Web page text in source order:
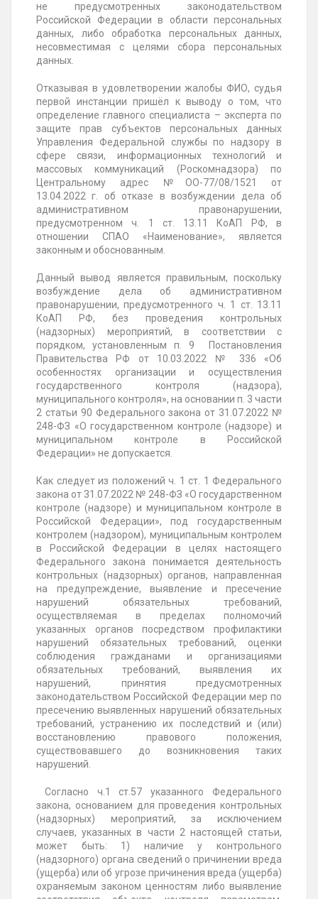
не предусмотренных законодательством
Российской Федерации в области персональных
данных, либо обработка персональных данных,
несовместимая с целями сбора персональных
данных.
Отказывая в удовлетворении жалобы ФИО, судья
первой инстанции пришёл к выводу о том, что
определение главного специалиста – эксперта по
защите прав субъектов персональных данных
Управления Федеральной службы по надзору в
сфере связи, информационных технологий и
массовых коммуникаций (Роскомнадзора) по
Центральному адрес №ОО-77/08/1521 от
13.04.2022 г. об отказе в возбуждении дела об
административном правонарушении,
предусмотренном ч. 1 ст. 13.11 КоАП РФ, в
отношении СПАО «Наименование», является
законным и обоснованным.
Данный вывод является правильным, поскольку
возбуждение дела об административном
правонарушении, предусмотренного ч. 1 ст. 13.11
КоАП РФ, без проведения контрольных
(надзорных) мероприятий, в соответствии с
порядком, установленным п. 9 Постановления
Правительства РФ от 10.03.2022 № 336 «Об
особенностях организации и осуществления
государственного контроля (надзора),
муниципального контроля», на основании п. 3 части
2 статьи 90 Федерального закона от 31.07.2022 №
248-ФЗ «О государственном контроле (надзоре) и
муниципальном контроле в Российской
Федерации» не допускается.
Как следует из положений ч. 1 ст. 1 Федерального
закона от 31.07.2022 № 248-ФЗ «О государственном
контроле (надзоре) и муниципальном контроле в
Российской Федерации», под государственным
контролем (надзором), муниципальным контролем
в Российской Федерации в целях настоящего
Федерального закона понимается деятельность
контрольных (надзорных) органов, направленная
на предупреждение, выявление и пресечение
нарушений обязательных требований,
осуществляемая в пределах полномочий
указанных органов посредством профилактики
нарушений обязательных требований, оценки
соблюдения гражданами и организациями
обязательных требований, выявления их
нарушений, принятия предусмотренных
законодательством Российской Федерации мер по
пресечению выявленных нарушений обязательных
требований, устранению их последствий и (или)
восстановлению правового положения,
существовавшего до возникновения таких
нарушений.
Согласно ч.1 ст.57 указанного Федерального
закона, основанием для проведения контрольных
(надзорных) мероприятий, за исключением
случаев, указанных в части 2 настоящей статьи,
может быть: 1) наличие у контрольного
(надзорного) органа сведений о причинении вреда
(ущерба) или об угрозе причинения вреда (ущерба)
охраняемым законом ценностям либо выявление